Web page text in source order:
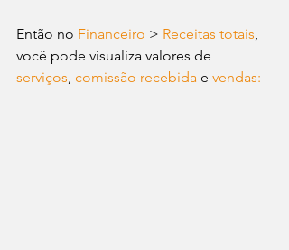
Então no Financeiro > Receitas totais,
você pode visualiza valores de
serviços, comissão recebida e vendas: